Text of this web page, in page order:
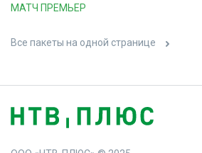
МАТЧ ПРЕМЬЕР
Все пакеты на одной странице